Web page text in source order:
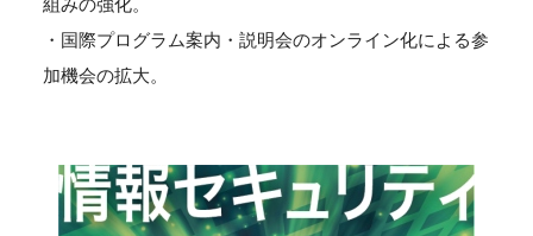
・国際プログラム案内・説明会のオンライン化による参
加機会の拡大。